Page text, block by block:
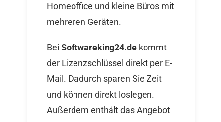
Homeoffice und kleine Büros mit
mehreren Geräten.
Bei Softwareking24.de kommt
der Lizenzschlüssel direkt per E-
Mail. Dadurch sparen Sie Zeit
und können direkt loslegen.
Außerdem enthält das Angebot